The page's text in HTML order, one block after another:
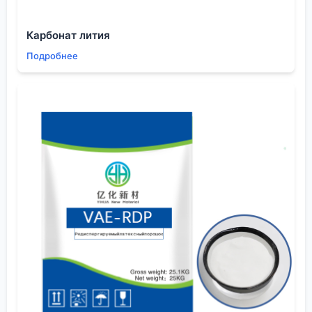
казалось, он сухой. Через сутки после заливки
смола в месте контакта с сердцевиной дерева
Герметизация торцов и пор — обязательный
бесконечно впитываться в дерево, образуя
некрасивые ?голодные? участки, а пузыри из
глубоких пор будут всплывать еще сутки. Я
использую для этого тонкий слой той же смолы, но
разведенной, или специальный герметик. Это
непаханное поле для экспериментов, и у каждого
мастера свой рецепт.
И, конечно, форма. Силиконовые бортики, скотч,
пластилин — что угодно, но утечек быть не
должно. Проверяю водой. Заливаю немного в
Карбонат лития
Подробнее